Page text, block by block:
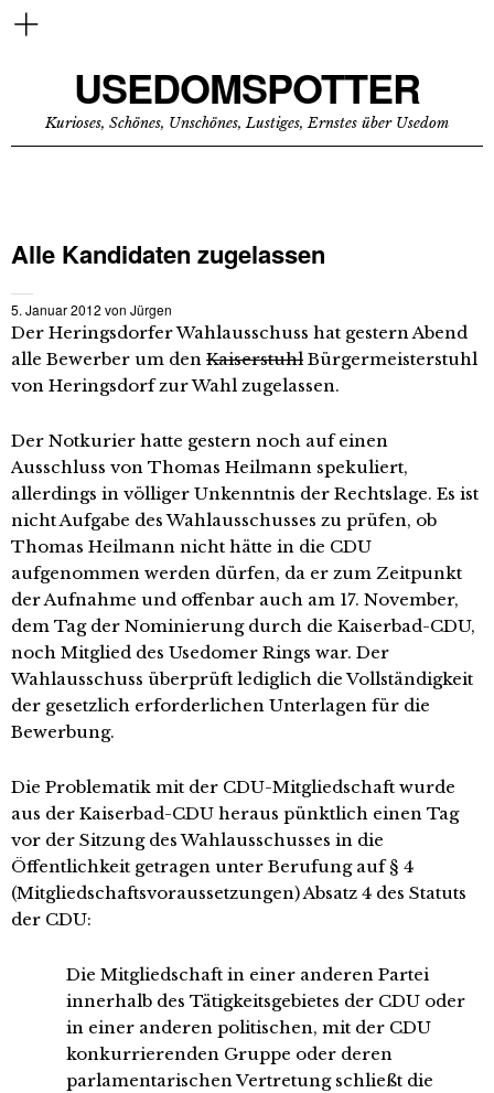
USEDOMSPOTTER
Kurioses, Schönes, Unschönes, Lustiges, Ernstes über Usedom
Alle Kandidaten zugelassen
5. Januar 2012 von Jürgen
Der Heringsdorfer Wahlausschuss hat gestern Abend
alle Bewerber um den Kaiserstuhl Bürgermeisterstuhl
von Heringsdorf zur Wahl zugelassen.
Der Notkurier hatte gestern noch auf einen
Ausschluss von Thomas Heilmann spekuliert,
allerdings in völliger Unkenntnis der Rechtslage. Es ist
nicht Aufgabe des Wahlausschusses zu prüfen, ob
Thomas Heilmann nicht hätte in die CDU
aufgenommen werden dürfen, da er zum Zeitpunkt
der Aufnahme und offenbar auch am 17. November,
dem Tag der Nominierung durch die Kaiserbad-CDU,
noch Mitglied des Usedomer Rings war. Der
Wahlausschuss überprüft lediglich die Vollständigkeit
der gesetzlich erforderlichen Unterlagen für die
Bewerbung.
Die Problematik mit der CDU-Mitgliedschaft wurde
aus der Kaiserbad-CDU heraus pünktlich einen Tag
vor der Sitzung des Wahlausschusses in die
Öffentlichkeit getragen unter Berufung auf § 4
(Mitgliedschaftsvoraussetzungen) Absatz 4 des Statuts
der CDU:
Die Mitgliedschaft in einer anderen Partei
innerhalb des Tätigkeitsgebietes der CDU oder
in einer anderen politischen, mit der CDU
konkurrierenden Gruppe oder deren
parlamentarischen Vertretung schließt die